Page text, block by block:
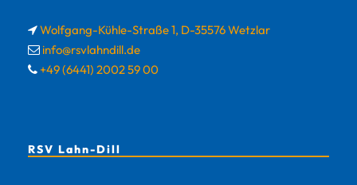
Wolfgang-Kühle-Straße 1, D-35576 Wetzlar
info@rsvlahndill.de
+49 (6441) 2002 59 00
RSV Lahn-Dill